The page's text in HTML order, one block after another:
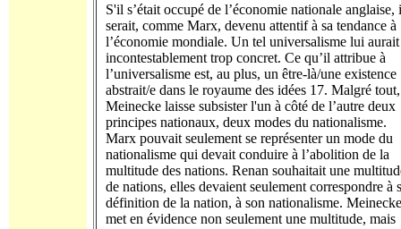
S'il s’était occupé de l’économie nationale anglaise,
serait, comme Marx, devenu attentif à sa tendance à
l’économie mondiale. Un tel universalisme lui aurait
incontestablement trop concret. Ce qu’il attribue à
l’universalisme est, au plus, un être-là/une existence
abstrait/e dans le royaume des idées 17. Malgré tout,
Meinecke laisse subsister l'un à côté de l’autre deux
principes nationaux, deux modes du nationalisme.
Marx pouvait seulement se représenter un mode du
nationalisme qui devait conduire à l’abolition de la
multitude des nations. Renan souhaitait une
de nations, elles devaient seulement correspondre à
définition de la nation, à son nationalisme. Meinecke
met en évidence non seulement une multitude, mais